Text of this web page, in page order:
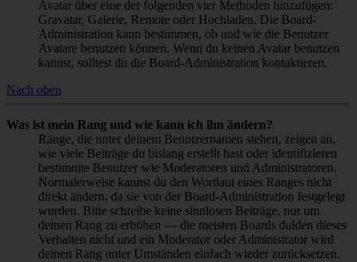
Avatar über eine der folgenden vier Methoden hinzufügen:
Gravatar, Galerie, Remote oder Hochladen. Die Board-
Administration kann bestimmen, ob und wie die Benutzer
Avatare benutzen können. Wenn du keinen Avatar benutzen
kannst, solltest du die Board-Administration kontaktieren.
Nach oben
Was ist mein Rang und wie kann ich ihn ändern?
Ränge, die unter deinem Benutzernamen stehen, zeigen an,
wie viele Beiträge du bislang erstellt hast oder identifizieren
bestimmte Benutzer wie Moderatoren und Administratoren.
Normalerweise kannst du den Wortlaut eines Ranges nicht
direkt ändern, da sie von der Board-Administration festgelegt
wurden. Bitte schreibe keine sinnlosen Beiträge, nur um
deinen Rang zu erhöhen — die meisten Boards dulden dieses
Verhalten nicht und ein Moderator oder Administrator wird
deinen Rang unter Umständen einfach wieder zurücksetzen.